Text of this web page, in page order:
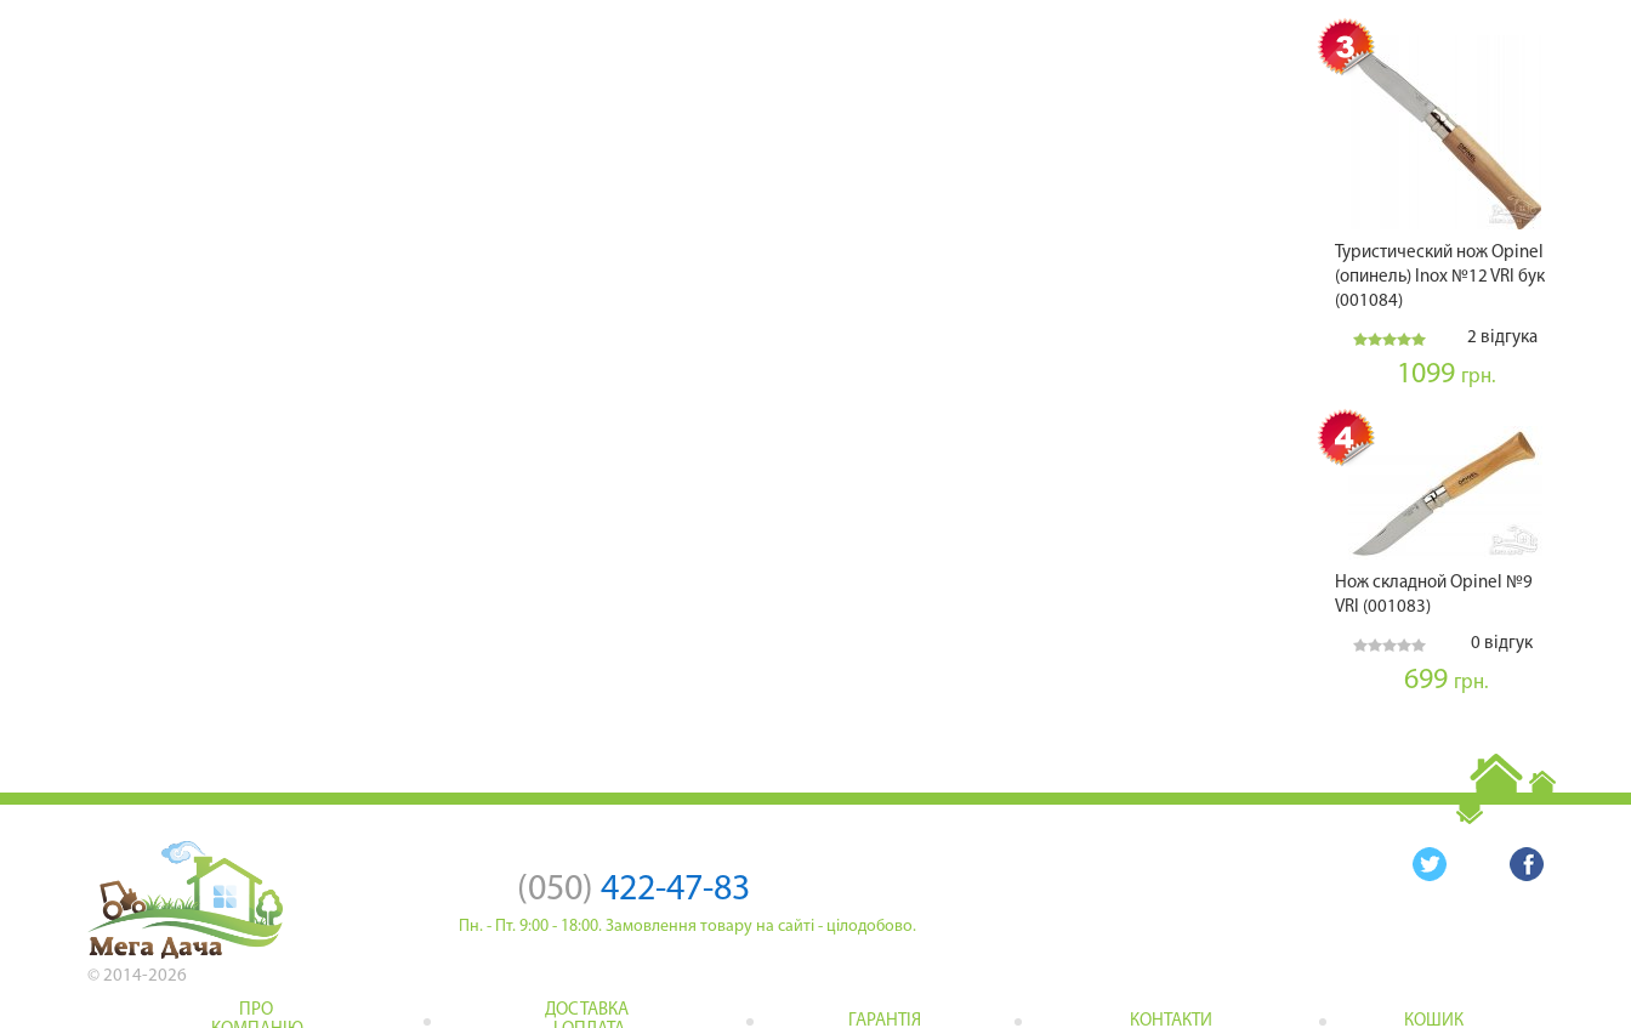
Туристический нож Opinel
(опинель) Inox №12 VRI бук
(001084)
2 відгука
1099 грн.
Нож складной Opinel №9
VRI (001083)
0 відгук
699 грн.
© 2014-2026
(050)422-47-83
Пн. - Пт. 9:00 - 18:00. Замовлення товару на сайті - цілодобово.
ПРО
ДОСТАВКА
ГАРАНТІЯ КОНТАКТИ КОШИК